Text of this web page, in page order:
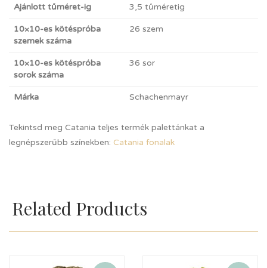
Ajánlott tűméret-ig 3,5 tűméretig
10×10-es kötéspróba
szemek száma
26 szem
10×10-es kötéspróba
sorok száma
36 sor
Márka Schachenmayr
Tekintsd meg Catania teljes termék palettánkat a
legnépszerűbb színekben: Catania fonalak
Related Products